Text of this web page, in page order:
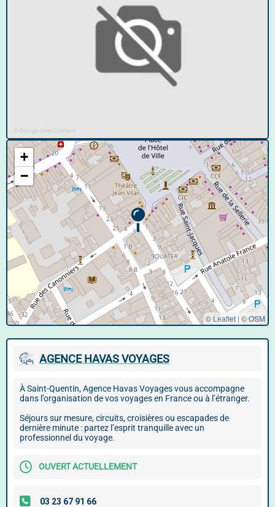
© Google User Content
+
−
© Leaflet | ©OSM
AGENCE HAVAS VOYAGES
À Saint-Quentin, Agence Havas Voyages vous accompagne
dans l’organisation de vos voyages en France ou à l’étranger.
Séjours sur mesure, circuits, croisières ou escapades de
dernière minute : partez l’esprit tranquille avec un
professionnel du voyage.
OUVERT ACTUELLEMENT